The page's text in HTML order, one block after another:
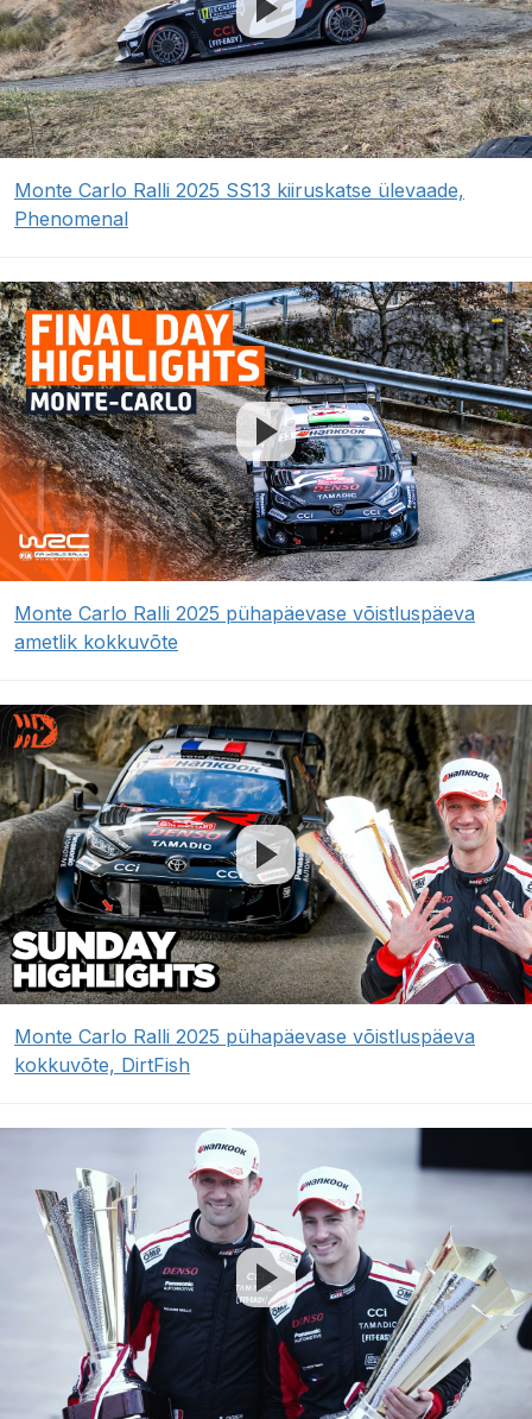
Monte Carlo Ralli 2025 SS13 kiiruskatse ülevaade,
Phenomenal
Monte Carlo Ralli 2025 pühapäevase võistluspäeva
ametlik kokkuvõte
Monte Carlo Ralli 2025 pühapäevase võistluspäeva
kokkuvõte, DirtFish